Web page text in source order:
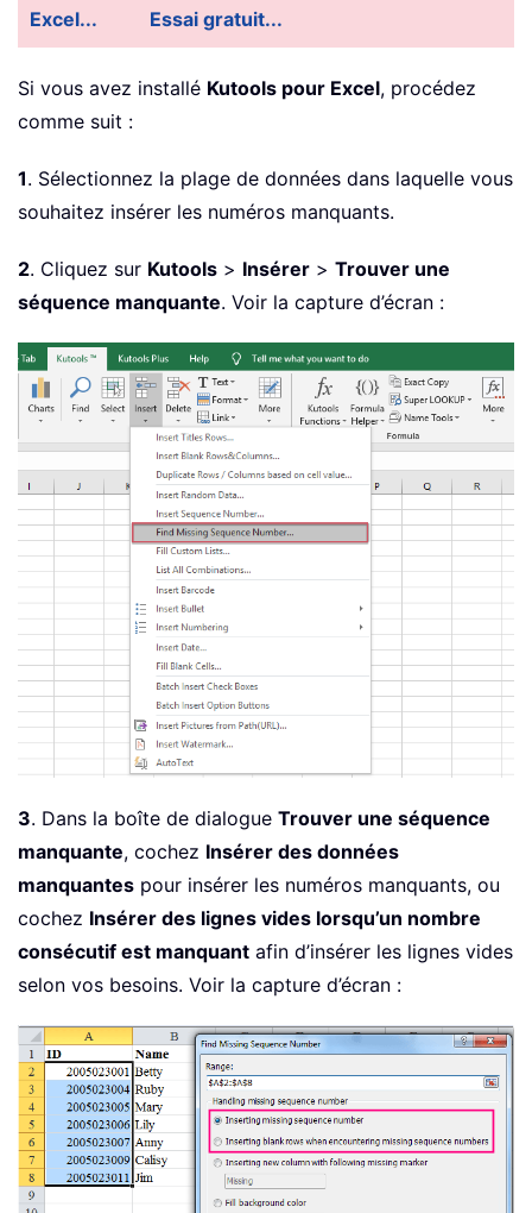
Excel...
Essai gratuit...
Si vous avez installé Kutools pour Excel, procédez
comme suit :
1. Sélectionnez la plage de données dans laquelle vous
souhaitez insérer les numéros manquants.
2. Cliquez sur Kutools > Insérer > Trouver une
séquence manquante. Voir la capture d’écran :
3. Dans la boîte de dialogue Trouver une séquence
manquante, cochez Insérer des données
manquantes pour insérer les numéros manquants, ou
cochez Insérer des lignes vides lorsqu’un nombre
consécutif est manquant afin d’insérer les lignes vides
selon vos besoins. Voir la capture d’écran :